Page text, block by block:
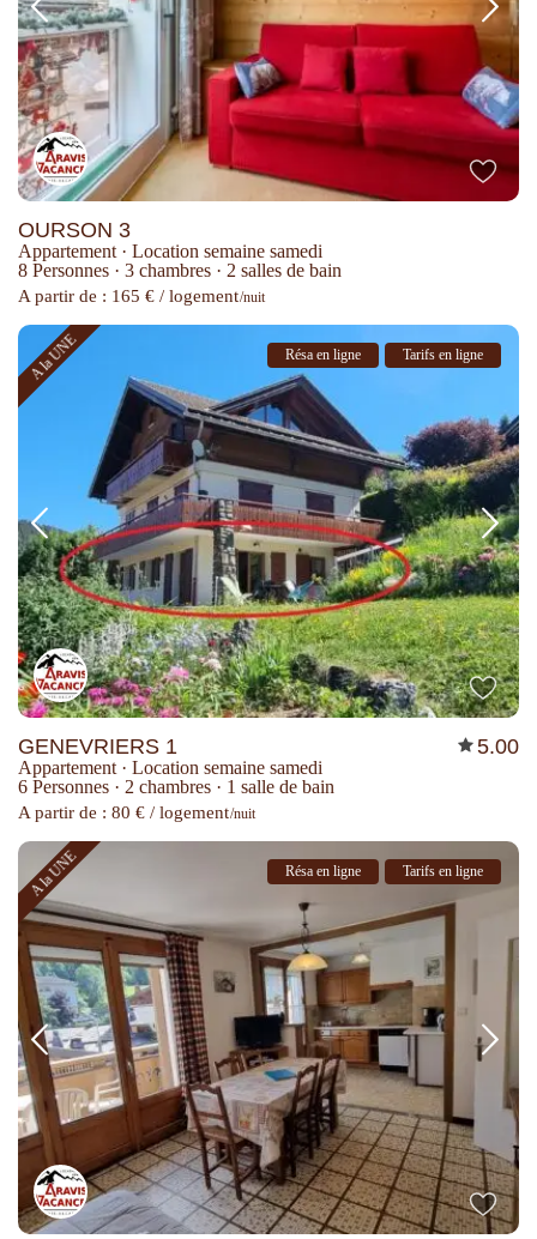
OURSON 3
Appartement · Location semaine samedi
8 Personnes · 3 chambres · 2 salles de bain
A partir de : 165 € / logement/nuit
A la UNE Résa en ligne Tarifs en ligne
GENEVRIERS 1 5.00
Appartement · Location semaine samedi
6 Personnes · 2 chambres · 1 salle de bain
A partir de : 80 € / logement/nuit
A la UNE Résa en ligne Tarifs en ligne